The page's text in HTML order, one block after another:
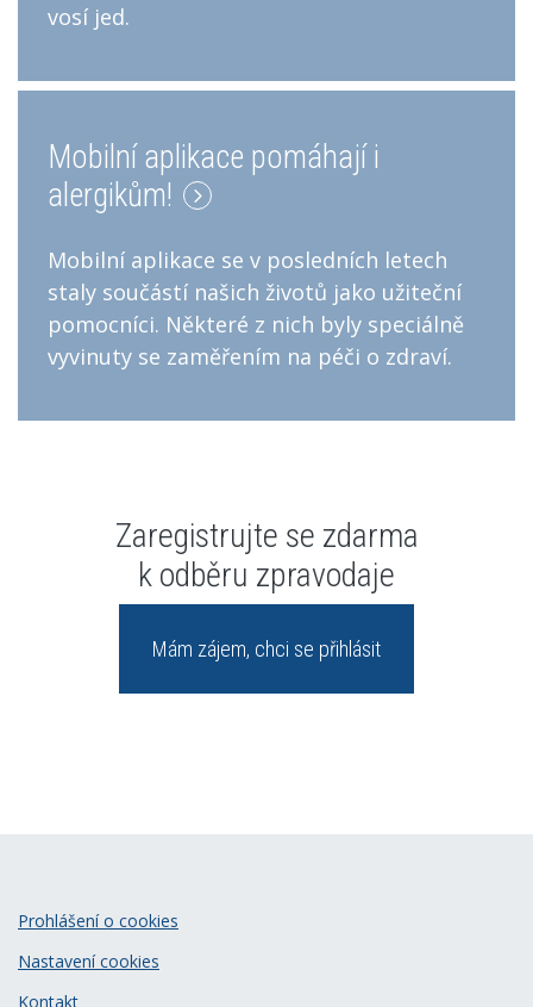
vosí jed.
Mobilní aplikace pomáhají i
alergikům!
Mobilní aplikace se v posledních letech
staly součástí našich životů jako užiteční
pomocníci. Některé z nich byly speciálně
vyvinuty se zaměřením na péči o zdraví.
Zaregistrujte se zdarma
k odběru zpravodaje
Mám zájem, chci se přihlásit
Prohlášení o cookies
Nastavení cookies
Kontakt